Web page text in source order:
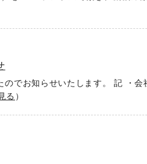
のでお知らせいたします。 記
る ）